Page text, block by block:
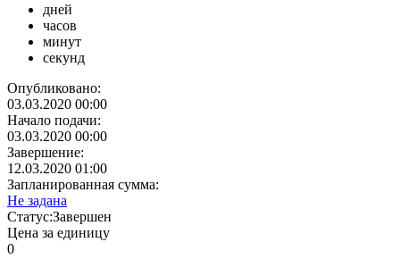
дней
часов
минут
секунд
Опубликовано:
03.03.2020 00:00
Начало подачи:
03.03.2020 00:00
Завершение:
12.03.2020 01:00
Запланированная сумма:
Не задана
Статус:Завершен
Цена за единицу
0